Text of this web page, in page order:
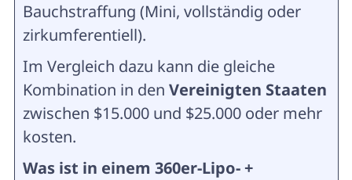
Bauchstraffung (Mini, vollständig oder
zirkumferentiell).
Im Vergleich dazu kann die gleiche
Kombination in den Vereinigten Staaten
zwischen $15.000 und $25.000 oder mehr
kosten.
Was ist in einem 360er-Lipo- +